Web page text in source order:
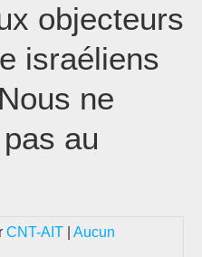
objecteurs
israéliens
ne
au
CNT-AIT
Aucun